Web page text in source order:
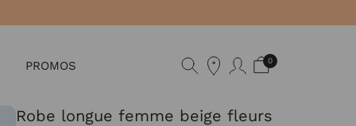
PROMOS 0
Robe longue femme beige fleurs